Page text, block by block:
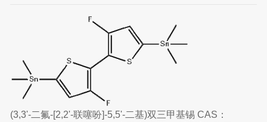
(3,3'-二氟-[2,2'-联噻吩]-5,5'-二基)双三甲基锡 CAS：